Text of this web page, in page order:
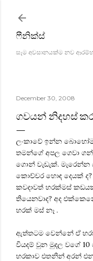
ෆීනික්ස්
සෑම අවසානයක්ම නව
December 30, 2008
ගවයන් නිදහස්
ලංකාවේ ඉන්න
තමන්ගේ අපල ගෙවා
ගොන් වැඩැක්.
කොච්චර හොඳ දෙයක්
කවදාවත් හරක්මස්
තියෙනවාද? අද
හරක් මස් නෑ .
ඇත්තටම වෙන්නේ ඒ
වියදම් වුන මුදල වගේ
හරකාව එතනින් අරන්